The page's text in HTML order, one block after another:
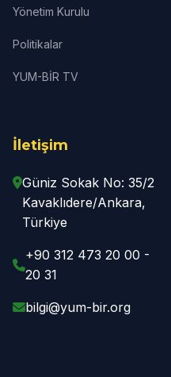
Yönetim Kurulu
Politikalar
YUM-BİR TV
İletişim
Güniz Sokak No: 35/2
Kavaklıdere/Ankara,
Türkiye
+90 312 473 20 00 -
20 31
bilgi@yum-bir.org